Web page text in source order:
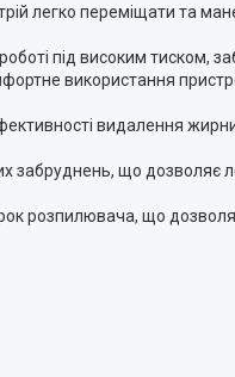
легко переміщати та
під високим тиском,
використання
видалення
що дозволяє
розпилювача, що